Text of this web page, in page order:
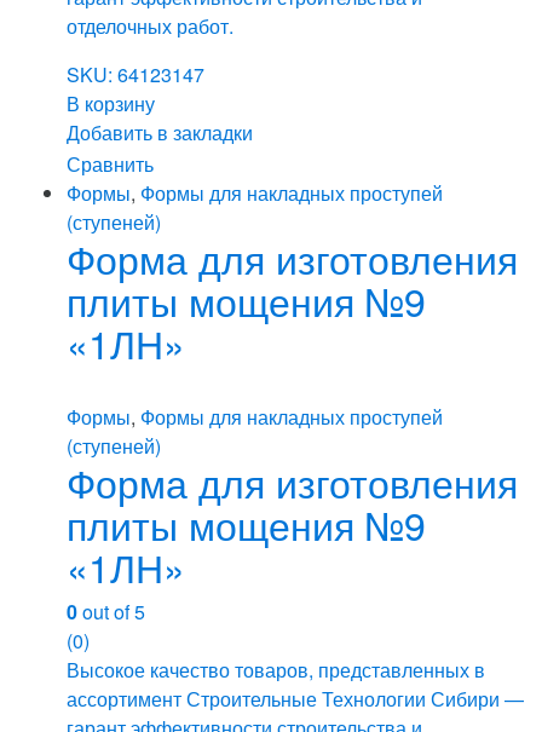
отделочных работ.
SKU: 64123147
В корзину
Добавить в закладки
Сравнить
Формы, Формы для накладных проступей
(ступеней)
Форма для изготовления
плиты мощения №9
«1ЛН»
Формы, Формы для накладных проступей
(ступеней)
Форма для изготовления
плиты мощения №9
«1ЛН»
0out of 5
(0)
Высокое качество товаров, представленных в
ассортимент Строительные Технологии Сибири —